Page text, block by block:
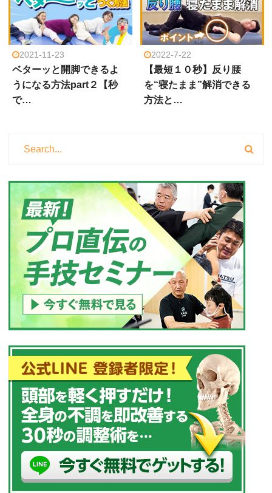
2021-11-23
ベターッと開脚できるよ
うになる方法part２【秒
で…
2022-7-22
【最短１０秒】反り腰
を“寝たまま”解消できる
方法と…